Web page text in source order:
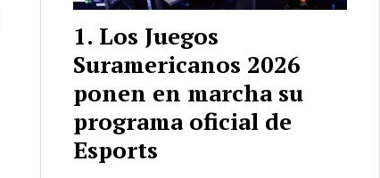
Los Juegos
Suramericanos 2026
ponen en marcha su
programa oficial de
Esports